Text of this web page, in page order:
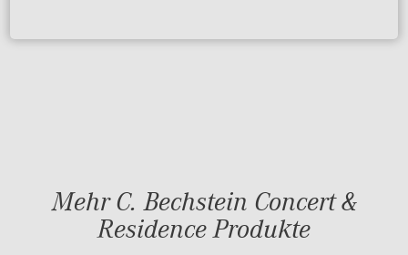
Mehr C. Bechstein Concert &
Residence Produkte